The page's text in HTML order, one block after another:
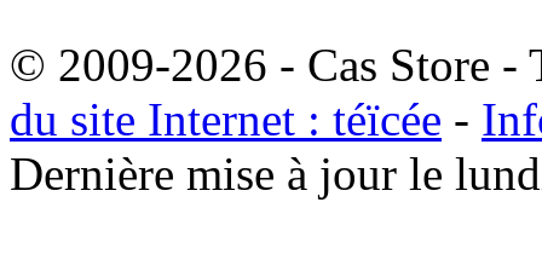
© 2009-2026 - Cas Store -
du site Internet : téïcée -
Dernière mise à jour le